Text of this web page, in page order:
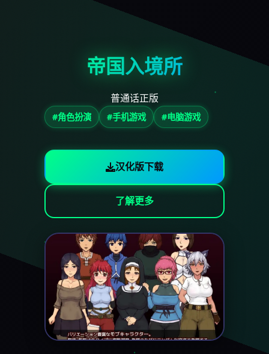
帝国入境所
普通话正版
#角色扮演 #手机游戏 #电脑游戏
汉化版下载
了解更多